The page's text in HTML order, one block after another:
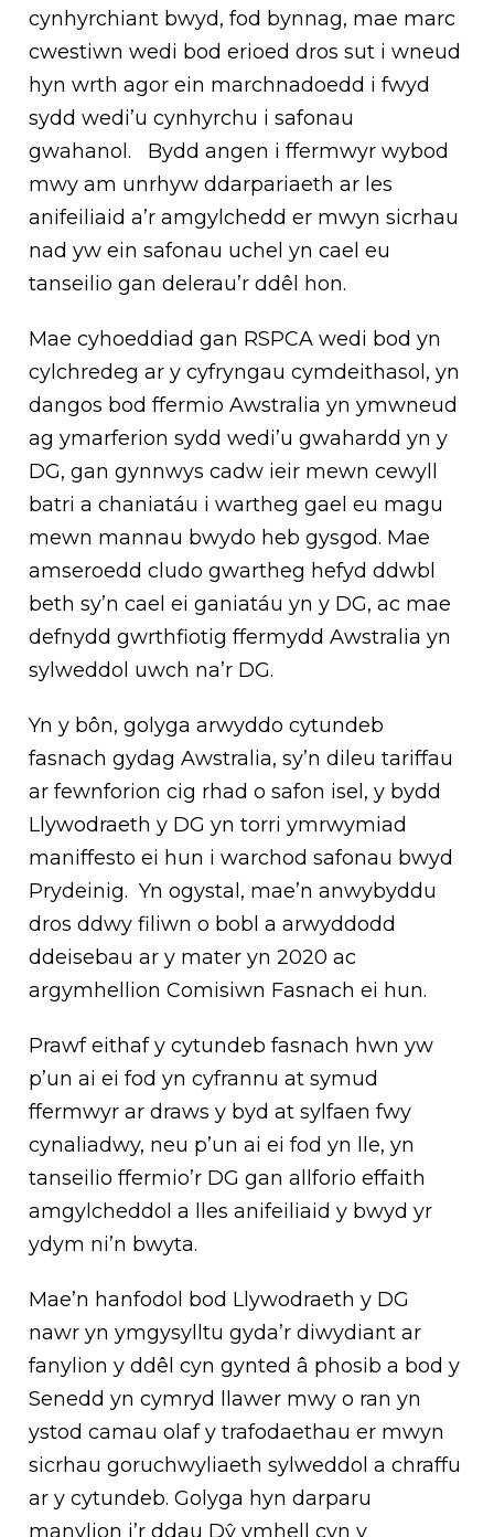
cynhyrchiant bwyd, fod bynnag, mae marc
cwestiwn wedi bod erioed dros sut i wneud
hyn wrth agor ein marchnadoedd i fwyd
sydd wedi’u cynhyrchu i safonau
gwahanol. Bydd angen i ffermwyr wybod
mwy am unrhyw ddarpariaeth ar les
anifeiliaid a’r amgylchedd er mwyn sicrhau
nad yw ein safonau uchel yn cael eu
tanseilio gan delerau’r ddêl hon.
Mae cyhoeddiad gan RSPCA wedi bod yn
cylchredeg ar y cyfryngau cymdeithasol, yn
dangos bod ffermio Awstralia yn ymwneud
ag ymarferion sydd wedi’u gwahardd yn y
DG, gan gynnwys cadw ieir mewn cewyll
batri a chaniatáu i wartheg gael eu magu
mewn mannau bwydo heb gysgod. Mae
amseroedd cludo gwartheg hefyd ddwbl
beth sy’n cael ei ganiatáu yn y DG, ac mae
defnydd gwrthfiotig ffermydd Awstralia yn
sylweddol uwch na’r DG.
Yn y bôn, golyga arwyddo cytundeb
fasnach gydag Awstralia, sy’n dileu tariffau
ar fewnforion cig rhad o safon isel, y bydd
Llywodraeth y DG yn torri ymrwymiad
maniffesto ei hun i warchod safonau bwyd
Prydeinig. Yn ogystal, mae’n anwybyddu
dros ddwy filiwn o bobl a arwyddodd
ddeisebau ar y mater yn 2020 ac
argymhellion Comisiwn Fasnach ei hun.
Prawf eithaf y cytundeb fasnach hwn yw
p’un ai ei fod yn cyfrannu at symud
ffermwyr ar draws y byd at sylfaen fwy
cynaliadwy, neu p’un ai ei fod yn lle, yn
tanseilio ffermio’r DG gan allforio effaith
amgylcheddol a lles anifeiliaid y bwyd yr
ydym ni’n bwyta.
Mae’n hanfodol bod Llywodraeth y DG
nawr yn ymgysylltu gyda’r diwydiant ar
fanylion y ddêl cyn gynted â phosib a bod y
Senedd yn cymryd llawer mwy o ran yn
ystod camau olaf y trafodaethau er mwyn
sicrhau goruchwyliaeth sylweddol a chraffu
ar y cytundeb. Golyga hyn darparu
manylion i’r ddau Dŷ ymhell cyn y